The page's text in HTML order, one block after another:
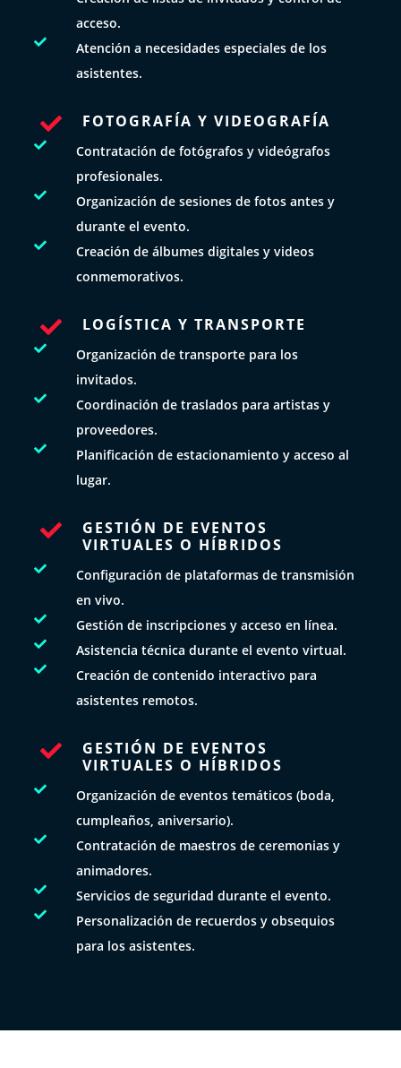
acceso.

Atención a necesidades especiales de los
asistentes.
 FOTOGRAFÍA Y VIDEOGRAFÍA

Contratación de fotógrafos y videógrafos
profesionales.

Organización de sesiones de fotos antes y
durante el evento.

Creación de álbumes digitales y videos
conmemorativos.
 LOGÍSTICA Y TRANSPORTE

Organización de transporte para los
invitados.

Coordinación de traslados para artistas y
proveedores.

Planificación de estacionamiento y acceso al
lugar.

GESTIÓN DE EVENTOS
VIRTUALES O HÍBRIDOS

Configuración de plataformas de transmisión
en vivo.
 Gestión de inscripciones y acceso en línea.
 Asistencia técnica durante el evento virtual.

Creación de contenido interactivo para
asistentes remotos.

GESTIÓN DE EVENTOS
VIRTUALES O HÍBRIDOS

Organización de eventos temáticos (boda,
cumpleaños, aniversario).

Contratación de maestros de ceremonias y
animadores.
 Servicios de seguridad durante el evento.

Personalización de recuerdos y obsequios
para los asistentes.